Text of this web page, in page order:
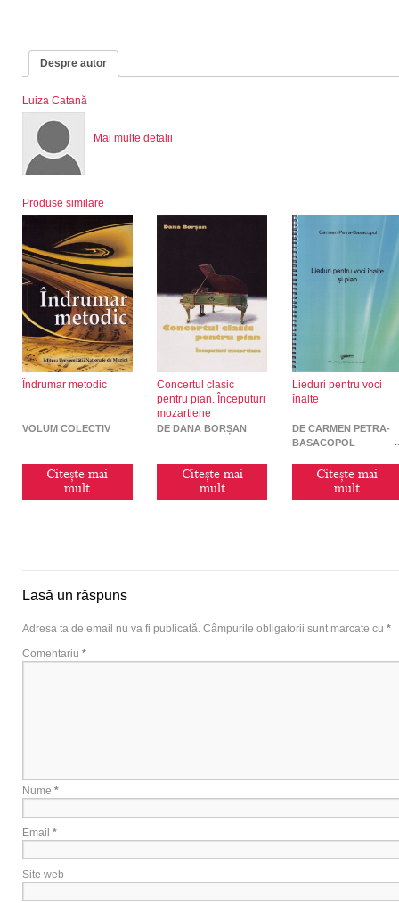
Despre autor
Luiza Catană
Mai multe detalii
Produse similare
Îndrumar metodic
VOLUM COLECTIV
Citește mai
mult
Concertul clasic
pentru pian. Începuturi
mozartiene
DE DANA BORȘAN
Citește mai
mult
Lieduri pentru voci
înalte
DE CARMEN PETRA-
BASACOPOL
Citește mai
mult
Lasă un răspuns
Adresa ta de email nu va fi publicată. Câmpurile obligatorii sunt marcate cu *
Comentariu *
Nume *
Email *
Site web